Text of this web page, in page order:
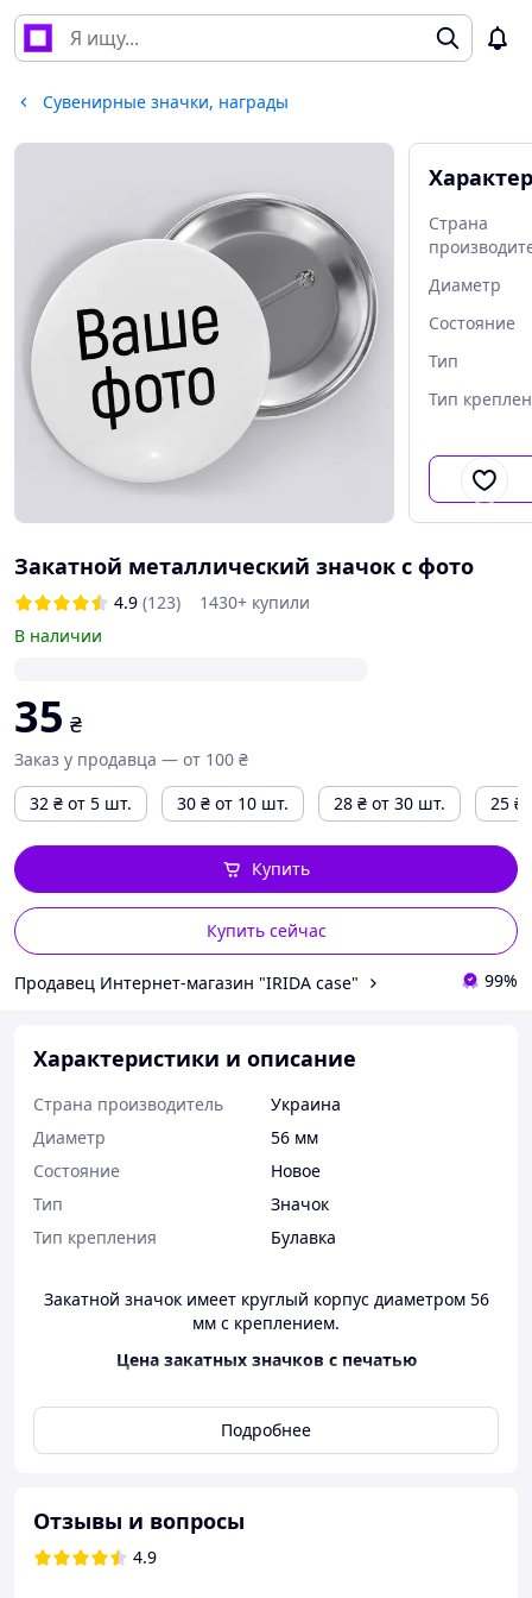
Сувенирные значки, награды
Страна
Диаметр
Состояние
Тип
Тип
Закатной металлический значок с фото
4.9 (123)
1430+ купили
В наличии
35 ₴
Заказ у продавца — от 100 ₴
32 ₴ от 5 шт. 30 ₴ от 10 шт. 28 ₴ от 30 шт. 25 ₴
Купить сейчас
Купить
Продавец Интернет-магазин "IRIDA case" 99%
Характеристики и описание
Страна производитель
Украина
Диаметр
56 мм
Состояние
Новое
Тип
Значок
Тип крепления
Булавка
Закатной значок имеет круглый корпус диаметром 56
мм с креплением.
Цена закатных значков с печатью
от 1 до 4 шт.
35 грн.
32 грн.
от 30 до 49 шт.
от 50 до 99 шт.
Подробнее
Отзывы и вопросы
4.9